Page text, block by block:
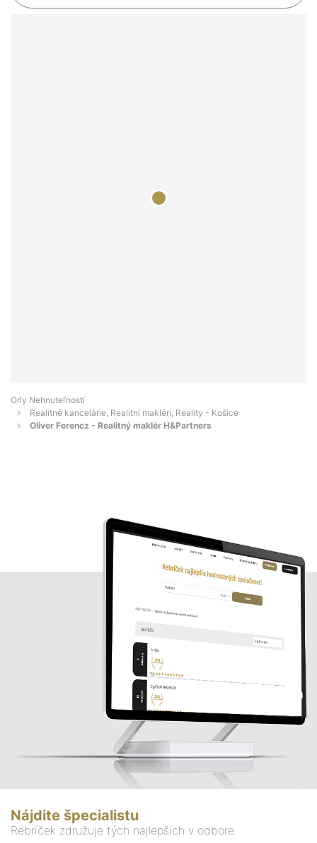
Orly Nehnuteľností
Realitné kancelárie, Realitní makléri, Reality - Košice
Oliver Ferencz - Realitný maklér H&Partners
Nájdite špecialistu
Rebríček združuje tých najlepších v odbore